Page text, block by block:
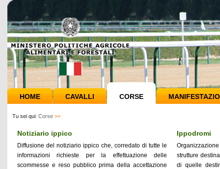
HOME CAVALLI CORSE
Tu sei qui: Corse >>
Notiziario ippico
Diffusione del notiziario ippico che, corredato di tutte le
informazioni richieste per la effettuazione delle
scommesse e reso pubblico prima della accettazione
Ippodromi
strutture
di quelle